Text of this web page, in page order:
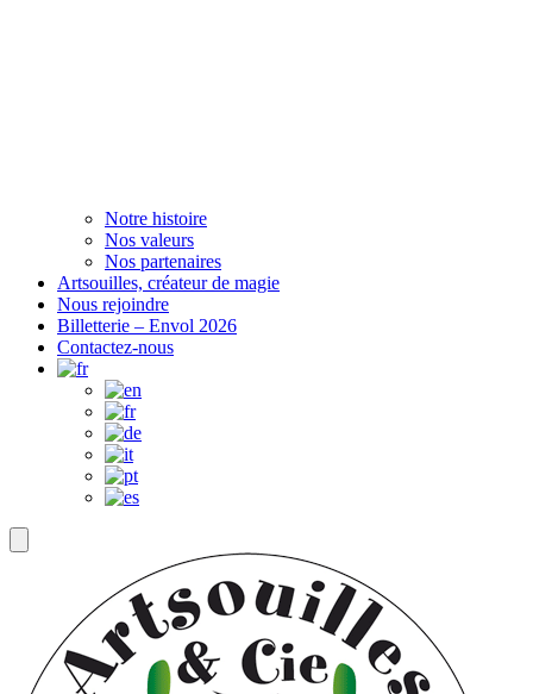
Notre histoire
Nos valeurs
Nos partenaires
Artsouilles, créateur de magie
Nous rejoindre
Billetterie – Envol 2026
Contactez-nous